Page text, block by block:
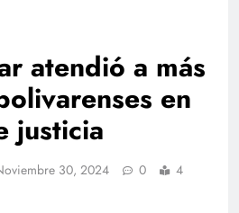
atendió a más
en
justicia
30, 2024 0
4